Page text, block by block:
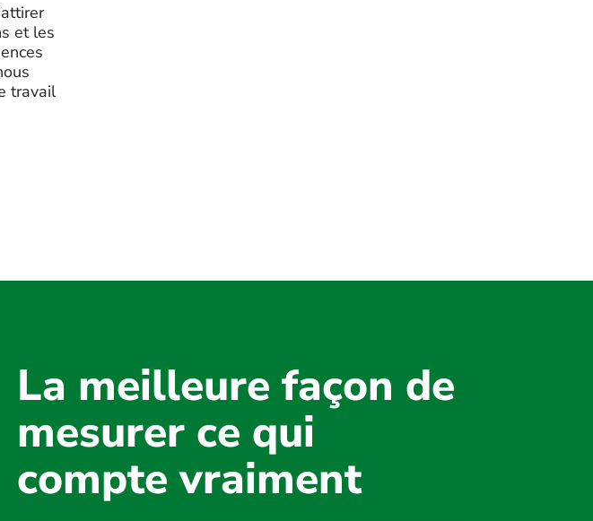
et les
travail
La meilleure façon de
mesurer ce qui
compte vraiment